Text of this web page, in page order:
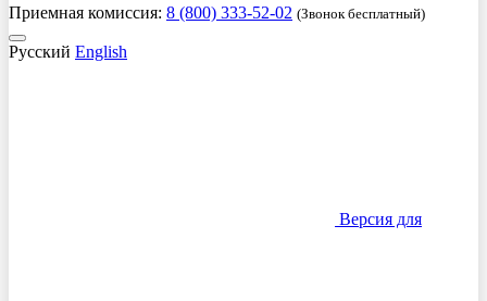
Приемная комиссия: 8 (800) 333-52-02 (Звонок бесплатный)
Русский English
Версия для